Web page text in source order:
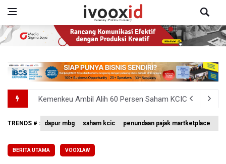
Kemenkeu Ambil Alih 60 Persen Saham KCIC
Anggota Komisi III DPR Usulkan Mekanisme Pra
Amnesty International Desak Hentikan Sementara dan
TRENDS # : dapur mbg saham kcic penundaan pajak martketplace
BERITA UTAMA VOOXLAW